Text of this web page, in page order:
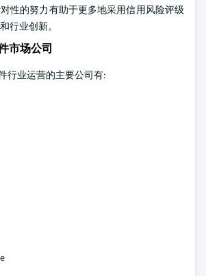
性的努力有助于更多地采用信用风险评级
行业创新。
市场公司
行业运营的主要公司有: